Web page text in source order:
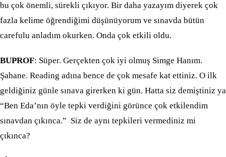
bu çok önemli, sürekli çıkıyor. Bir daha yazayım diyerek çok
fazla kelime öğrendiğimi düşünüyorum ve sınavda bütün
carefulu anladım okurken. Onda çok etkili oldu.
BUPROF: Süper. Gerçekten çok iyi olmuş Simge Hanım.
Şahane. Reading adına bence de çok mesafe kat ettiniz. O ilk
geldiğiniz günle sınava girerken ki gün. Hatta siz demiştiniz ya
“Ben Eda’nın öyle tepki verdiğini görünce çok etkilendim
sınavdan çıkınca.” Siz de aynı tepkileri vermediniz mi
çıkınca?